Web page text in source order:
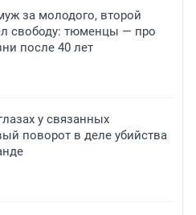
за молодого, второй
свободу: тюменцы — про
после 40 лет
у связанных
поворот в деле убийства